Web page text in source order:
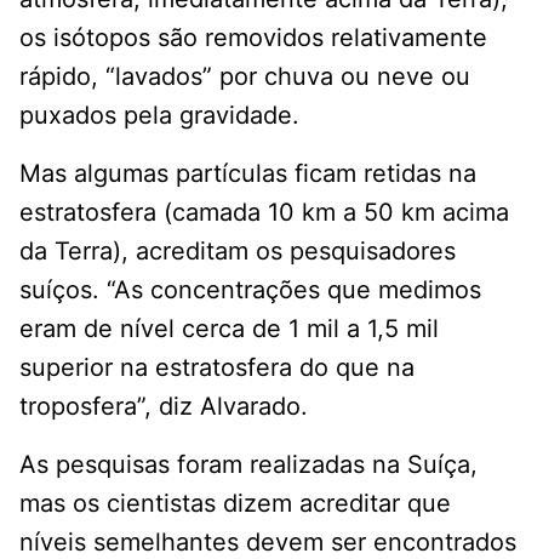
os isótopos são removidos relativamente
rápido, “lavados” por chuva ou neve ou
puxados pela gravidade.
Mas algumas partículas ficam retidas na
estratosfera (camada 10 km a 50 km acima
da Terra), acreditam os pesquisadores
suíços. “As concentrações que medimos
eram de nível cerca de 1 mil a 1,5 mil
superior na estratosfera do que na
troposfera”, diz Alvarado.
As pesquisas foram realizadas na Suíça,
mas os cientistas dizem acreditar que
níveis semelhantes devem ser encontrados